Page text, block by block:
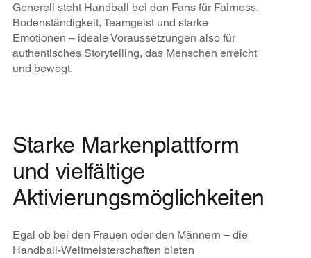
Generell steht Handball bei den Fans für Fairness,
Bodenständigkeit, Teamgeist und starke
Emotionen – ideale Voraussetzungen also für
authentisches Storytelling, das Menschen erreicht
und bewegt.
Starke Markenplattform
und vielfältige
Aktivierungsmöglichkeiten
Egal ob bei den Frauen oder den Männern – die
Handball-Weltmeisterschaften bieten